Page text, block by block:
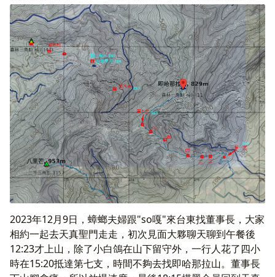
2023年12月9日，蟑螂夫婦跟"so嘎"來台東找董事長，大家
相約一起去天真聖門走走，初次見面大夥聊天聊到午餐後
12:23才上山，除了小白鴿在山下留守外，一行人花了四小
時在15:20抵達第七支，時間不夠去找即哈那拉山。董事長